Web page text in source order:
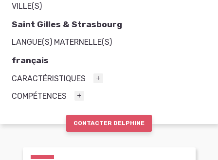
VILLE(S)
Saint Gilles & Strasbourg
LANGUE(S) MATERNELLE(S)
français
CARACTÉRISTIQUES
COMPÉTENCES
CONTACTER DELPHINE